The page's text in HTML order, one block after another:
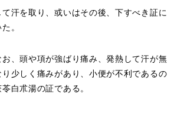
汗を取り、或いはその後、下すべき証に
。
、頭や項が強ばり痛み、発熱して汗が無
り少しく痛みがあり、小便が不利であるの
白朮湯の証である。